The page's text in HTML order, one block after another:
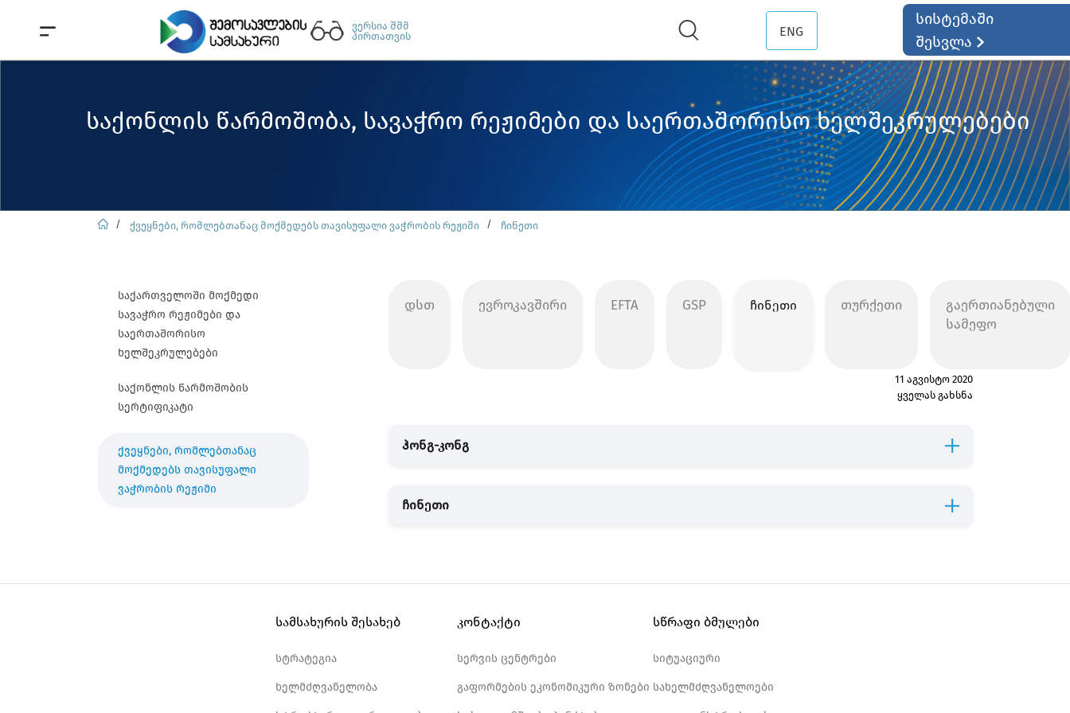
ვერსია შშმ
პირთათვის
ENG
სისტემაში
შესვლა
საქონლის წარმოშობა, სავაჭრო რეჟიმები და საერთაშორისო ხელშეკრულებები
ქვეყნები, რომლებთანაც მოქმედებს თავისუფალი ვაჭრობის რეჟიმი ჩინეთი
საქართველოში მოქმედი
სავაჭრო რეჟიმები და
საერთაშორისო
ხელშეკრულებები
საქონლის წარმოშობის
სერტიფიკატი
ქვეყნები, რომლებთანაც
მოქმედებს თავისუფალი
ვაჭრობის რეჟიმი
დსთ ევროკავშირი EFTA GSP ჩინეთი თურქეთი
გაერთიანებული
სამეფო
11 აგვისტო 2020
ყველას გახსნა
ჰონგ-კონგ
ჩინეთი
სამსახურის შესახებ
სტრატეგია
ხელმძღვანელობა
კონტაქტი
სერვის ცენტრები
გაფორმების ეკონომიკური ზონები
სწრაფი ბმულები
სიტუაციური
სახელმძღვანელოები